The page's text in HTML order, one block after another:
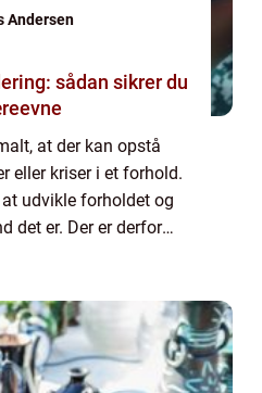
Andersen
sådan sikrer du
at der kan opstå
eller kriser i et forhold.
udvikle forholdet og
det er. Der er derfor